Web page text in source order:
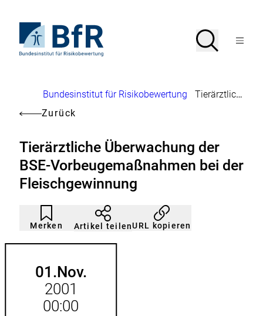
Seiteninhalt
springenStartseite
von
Suche
SucheMenü
Brotkrumennavigation
Bundesinstitut für Risikobewertung
Tierärztliche Überwachung der BSE-Vorbeugemaßnahmen bei der Fleischgewinnung
Zurück
Tierärztliche Überwachung der
BSE-Vorbeugemaßnahmen bei der
Fleischgewinnung
Merken
Artikel
nicht
gemerkt
Durch
Klicken
der
Artikel teilenURL kopieren
01.Nov.
2001
00:00